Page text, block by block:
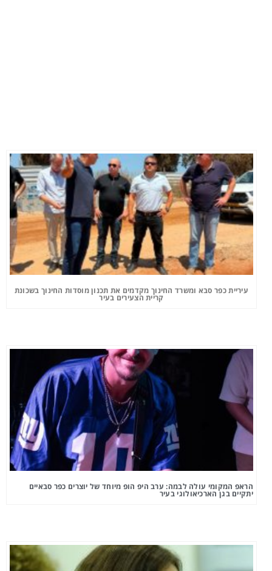
עיריית כפר סבא ומשרד החינוך מקדמים את תכנון מוסדות החינוך בשכונת
קריית הצעירים בעיר
הראפ המקומי עולה לבמה: ערב היפ הופ מיוחד של יוצרים כפר סבאיים
יתקיים בגן הארכיאולוגי בעיר